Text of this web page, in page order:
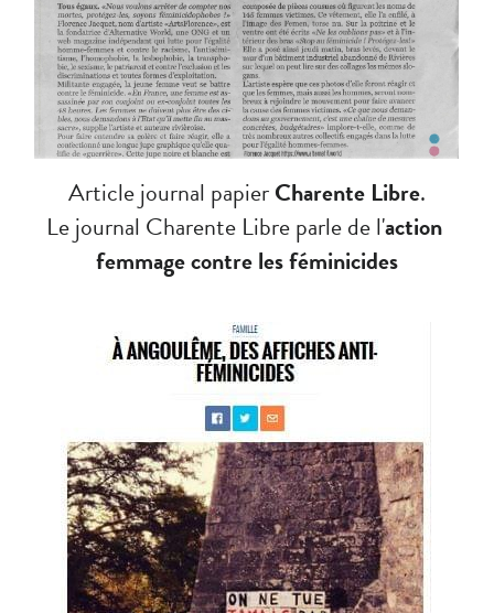
Article journal papier Charente Libre.
Le journal Charente Libre parle de l'action
femmage contre les féminicides